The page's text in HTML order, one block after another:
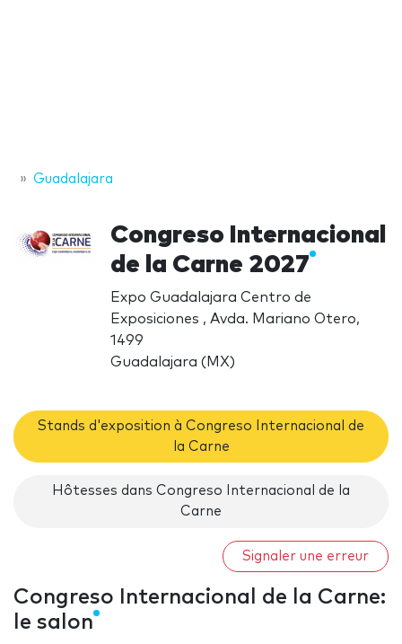
Guadalajara
Congreso Internacional
de la Carne 2027
Expo Guadalajara Centro de
Exposiciones , Avda. Mariano Otero,
1499
Guadalajara (MX)
Stands d'exposition à Congreso Internacional de
la Carne
Hôtesses dans Congreso Internacional de la
Carne
Signaler une erreur
Congreso Internacional de la Carne:
le salon